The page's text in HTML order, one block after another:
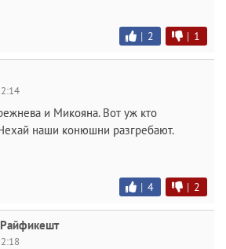
| 2 | 1
и Микояна. Вот уж кто
наши конюшни разгребают.
| 4 | 2